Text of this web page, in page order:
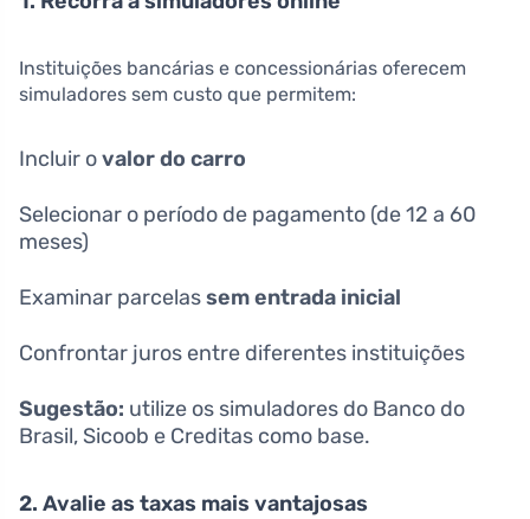
Instituições bancárias e concessionárias oferecem
simuladores sem custo que permitem:
Incluir ovalor do carro
Selecionar o período de pagamento (de 12 a 60
meses)
Examinar parcelassem entrada inicial
Confrontar juros entre diferentes instituições
Sugestão: utilize os simuladores do Banco do
Brasil, Sicoob e Creditas como base.
2. Avalie as taxas mais vantajosas